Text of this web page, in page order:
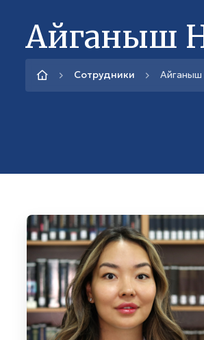
Айганыш
Сотрудники Айганыш